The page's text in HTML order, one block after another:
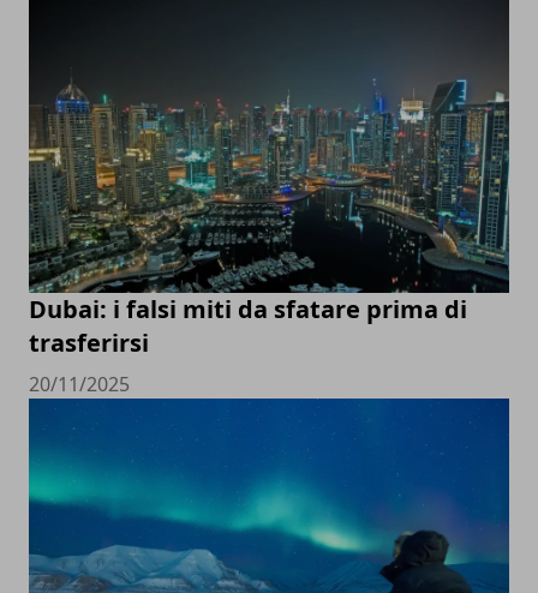
Dubai: i falsi miti da sfatare prima di
trasferirsi
20/11/2025